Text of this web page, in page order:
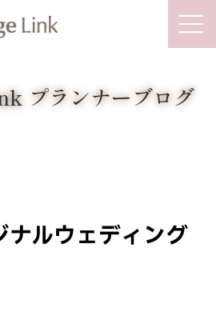
プランナーブログ
ナルウェディング